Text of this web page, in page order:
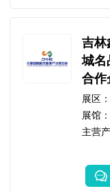
吉林
城名
合作
展区：
展馆：
主营